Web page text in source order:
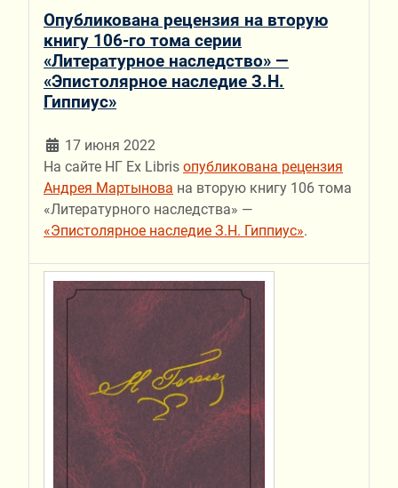
Опубликована рецензия на вторую
книгу 106-го тома серии
«Литературное наследство» —
«Эпистолярное наследие З.Н.
Гиппиус»
17 июня 2022
На сайте НГ Ex Libris опубликована рецензия
Андрея Мартынова на вторую книгу 106 тома
«Литературного наследства» —
«Эпистолярное наследие З.Н. Гиппиус».